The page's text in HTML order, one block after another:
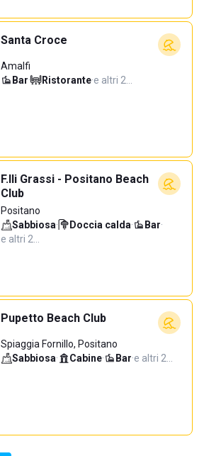
Santa Croce
Amalfi
Bar· Ristorante·e altri 2…
F.lli Grassi - Positano Beach
Club
Positano
Sabbiosa· Doccia calda· Bar·
e altri 2…
Pupetto Beach Club
Spiaggia Fornillo, Positano
Sabbiosa· Cabine· Bar·e altri 2…